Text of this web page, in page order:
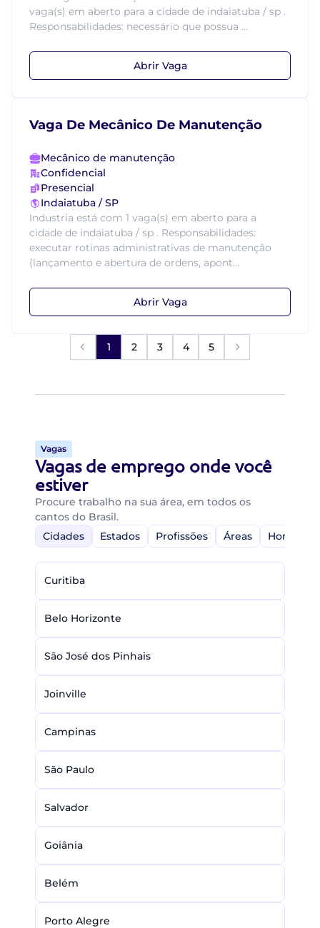
vaga(s) em aberto para a cidade de indaiatuba / sp .
Responsabilidades: necessário que possua ...
Abrir Vaga
Vaga De Mecânico De Manutenção
Mecânico de manutenção
Confidencial
Presencial
Indaiatuba / SP
Industria está com 1 vaga(s) em aberto para a
cidade de indaiatuba / sp . Responsabilidades:
executar rotinas administrativas de manutenção
(lançamento e abertura de ordens, apont...
Abrir Vaga
1 2 3 4 5
Vagas
Vagas de emprego onde você
estiver
Procure trabalho na sua área, em todos os
cantos do Brasil.
Cidades
Estados Profissões Áreas Home-
Curitiba
Belo Horizonte
São José dos Pinhais
Joinville
Campinas
São Paulo
Salvador
Goiânia
Belém
Porto Alegre